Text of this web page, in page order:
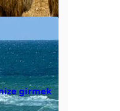
girmek